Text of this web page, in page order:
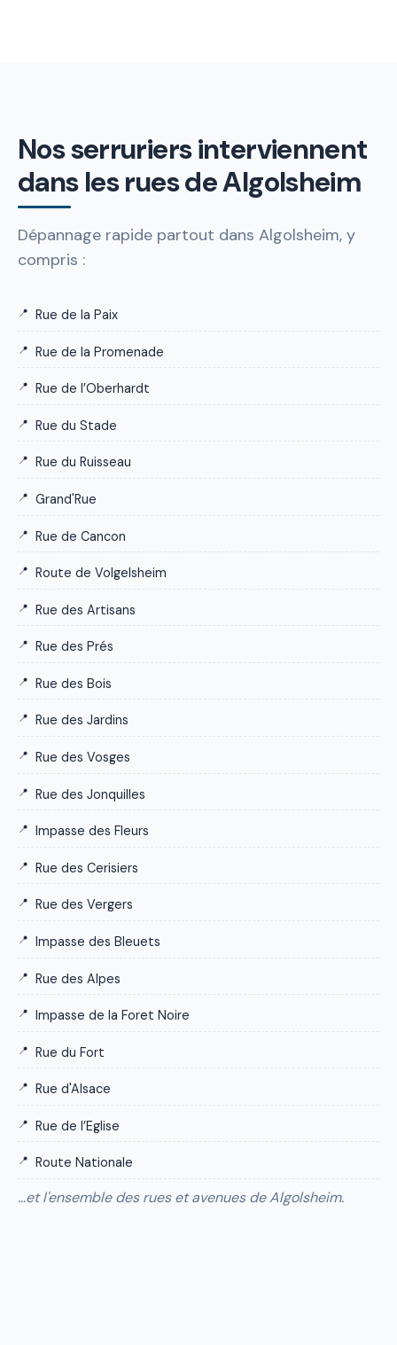
Nos serruriers interviennent
dans les rues de Algolsheim
Dépannage rapide partout dans Algolsheim, y
compris :
Rue de la Paix
Rue de la Promenade
Rue de l’Oberhardt
Rue du Stade
Rue du Ruisseau
Grand'Rue
Rue de Cancon
Route de Volgelsheim
Rue des Artisans
Rue des Prés
Rue des Bois
Rue des Jardins
Rue des Vosges
Rue des Jonquilles
Impasse des Fleurs
Rue des Cerisiers
Rue des Vergers
Impasse des Bleuets
Rue des Alpes
Impasse de la Foret Noire
Rue du Fort
Rue d'Alsace
Rue de l’Eglise
Route Nationale
…et l'ensemble des rues et avenues de Algolsheim.